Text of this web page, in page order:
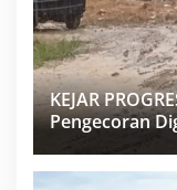
KEJAR
Pengecoran
Miliar Sukma
PPK Bungkam